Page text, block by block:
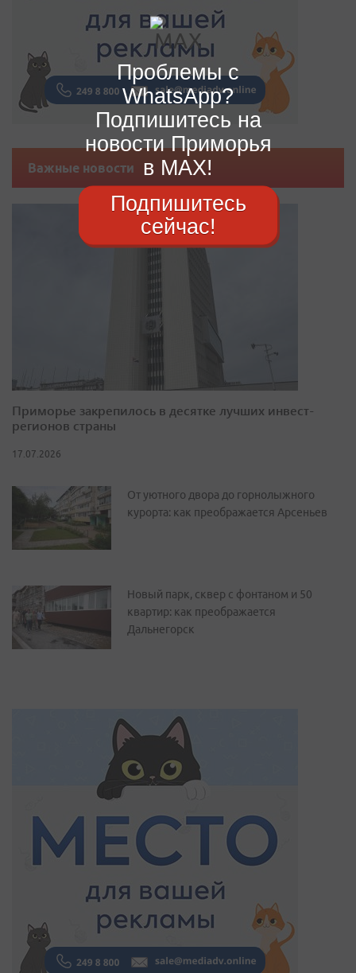
Важные новости
Приморье закрепилось в десятке лучших инвест-
регионов страны
17.07.2026
От уютного двора до горнолыжного
курорта: как преображается Арсеньев
Новый парк, сквер с фонтаном и 50
квартир: как преображается
Дальнегорск
Проблемы с
WhatsApp?
Подпишитесь на
новости Приморья
в MAX!
Подпишитесь
сейчас!